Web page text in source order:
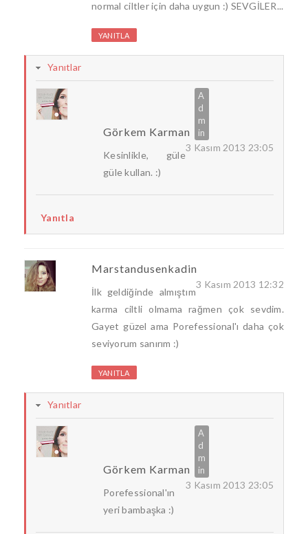
normal ciltler için daha uygun :) SEVGİLER...
YANITLA
Yanıtlar
Görkem Karman
3 Kasım 2013 23:05
Kesinlikle, güle
güle kullan. :)
Yanıtla
Marstandusenkadin
3 Kasım 2013 12:32
İlk geldiğinde almıştım
karma ciltli olmama rağmen çok sevdim.
Gayet güzel ama Porefessional'ı daha çok
seviyorum sanırım :)
YANITLA
Yanıtlar
Görkem Karman
3 Kasım 2013 23:05
Porefessional'ın
yeri bambaşka :)